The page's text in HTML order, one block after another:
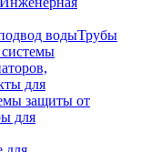
водыТрубы
для
защиты от
для